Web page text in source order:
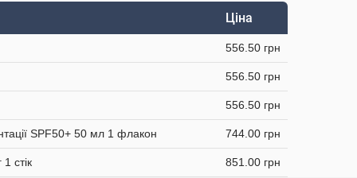
Ціна
556.50 грн
556.50 грн
556.50 грн
SPF50+ 50 мл 1 флакон 744.00 грн
стік 851.00 грн